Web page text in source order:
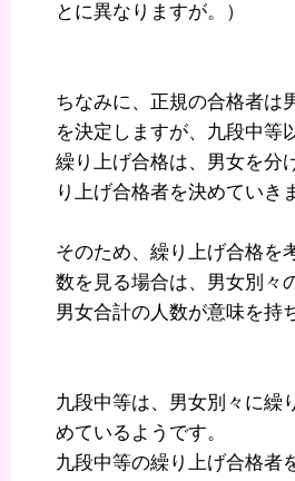
とに異なりますが。）
ちなみに、正規の合格者は
を決定しますが、九段中等
繰り上げ合格は、男女を分
り上げ合格者を決めていき
そのため、繰り上げ合格を
数を見る場合は、男女別々
男女合計の人数が意味を持
九段中等は、男女別々に繰
めているようです。
九段中等の繰り上げ合格者